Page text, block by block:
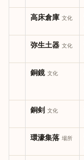
高床倉庫 文化
弥生土器 文化
銅鏡 文化
銅剣 文化
環濠集落 場所